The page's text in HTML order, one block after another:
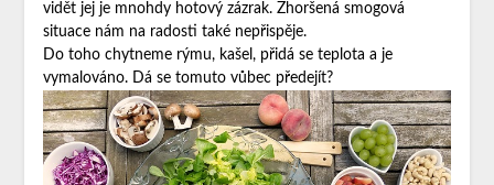
vidět jej je mnohdy hotový zázrak. Zhoršená smogová
situace nám na radosti také nepřispěje.
Do toho chytneme rýmu, kašel, přidá se teplota a je
vymalováno. Dá se tomuto vůbec předejít?